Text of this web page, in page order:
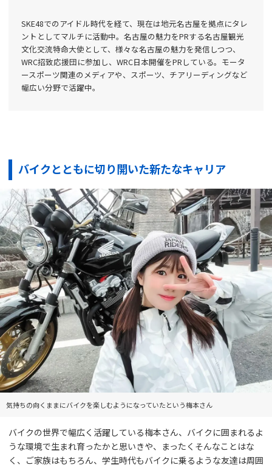
SKE48でのアイドル時代を経て、現在は地元名古屋を拠点にタレ
ントとしてマルチに活動中。名古屋の魅力をPRする名古屋観光
文化交流特命大使として、様々な名古屋の魅力を発信しつつ、
WRC招致応援団に参加し、WRC日本開催をPRしている。モータ
ースポーツ関連のメディアや、スポーツ、チアリーディングなど
幅広い分野で活躍中。
バイクとともに切り開いた新たなキャリア
気持ちの向くままにバイクを楽しむようになっていたという梅本さん
バイクの世界で幅広く活躍している梅本さん、バイクに囲まれるよ
うな環境で生まれ育ったかと思いきや、まったくそんなことはな
く、ご家族はもちろん、学生時代もバイクに乗るような友達は周囲